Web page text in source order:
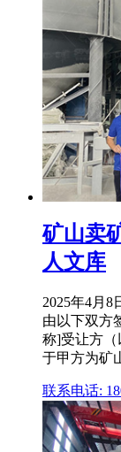
矿山卖
人文库
2025年4月
由以下双方
称]受让方
于甲方为矿
联系电话: